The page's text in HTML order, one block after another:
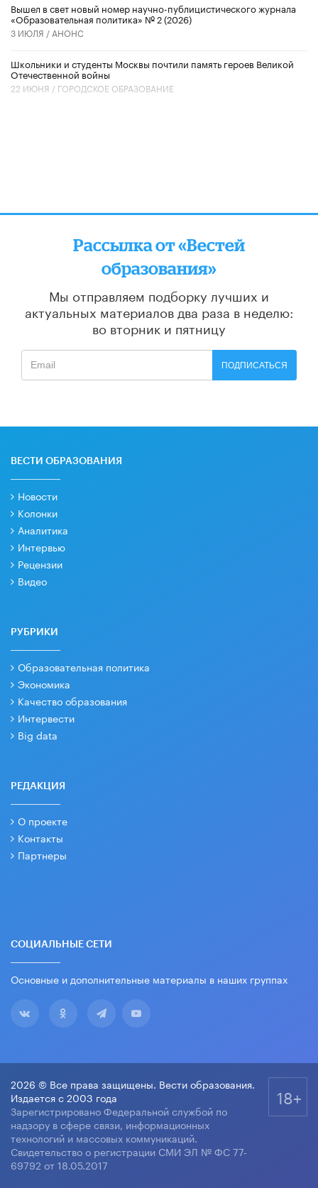
Вышел в свет новый номер научно-публицистического журнала
«Образовательная политика» № 2 (2026)
3 ИЮЛЯ / АНОНС
Школьники и студенты Москвы почтили память героев Великой
Отечественной войны
22 ИЮНЯ / ГОРОДСКОЕ ОБРАЗОВАНИЕ
Рассылка от «Вестей
образования»
Мы отправляем подборку лучших и
актуальных материалов два раза в неделю:
во вторник и пятницу
ПОДПИСАТЬСЯ
ВЕСТИ ОБРАЗОВАНИЯ
Новости
Колонки
Аналитика
Интервью
Рецензии
Видео
РУБРИКИ
Образовательная политика
Экономика
Качество образования
Интервести
Big data
РЕДАКЦИЯ
О проекте
Контакты
Партнеры
СОЦИАЛЬНЫЕ СЕТИ
Основные и дополнительные материалы в наших группах
2026 © Все права защищены. Вести образования.
Издается с 2003 года
Зарегистрировано Федеральной службой по
надзору в сфере связи, информационных
технологий и массовых коммуникаций.
Свидетельство о регистрации СМИ ЭЛ № ФС 77-
69792 от 18.05.2017
18+